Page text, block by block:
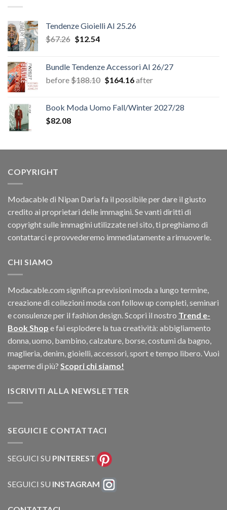
Tendenze Gioielli AI 25.26
$67.26 Il
era:
$67.26.
$12.54Il
è:
$12.54.
Bundle Tendenze Accessori AI 26/27
before$188.10 Il
era:
$164.16Il
è:
after
Book Moda Uomo Fall/Winter 2027/28
$82.08
COPYRIGHT
Modacable di Nipan Daria fa il possibile per dare il giusto
credito ai proprietari delle immagini. Se vanti diritti di
copyright sulle immagini utilizzate nel sito, ti preghiamo di
contattarci e provvederemo immediatamente a rimuoverle.
CHI SIAMO
Modacable.com significa previsioni moda a lungo termine,
creazione di collezioni moda con follow up completi, seminari
e consulenze per il fashion design. Scopri il nostro Trend e-
Book Shop e fai esplodere la tua creatività: abbigliamento
donna, uomo, bambino, calzature, borse, costumi da bagno,
maglieria, denim, gioielli, accessori, sport e tempo libero. Vuoi
saperne di più? Scopri chi siamo!
ISCRIVITI ALLA NEWSLETTER
SEGUICI E CONTATTACI
SEGUICI SU PINTEREST
SEGUICI SU INSTAGRAM